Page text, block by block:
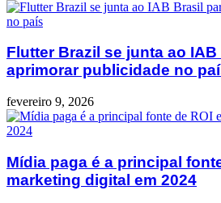
Flutter Brazil se junta ao
aprimorar publicidade no
fevereiro 9, 2026
Mídia paga é a principal
marketing digital em 2024